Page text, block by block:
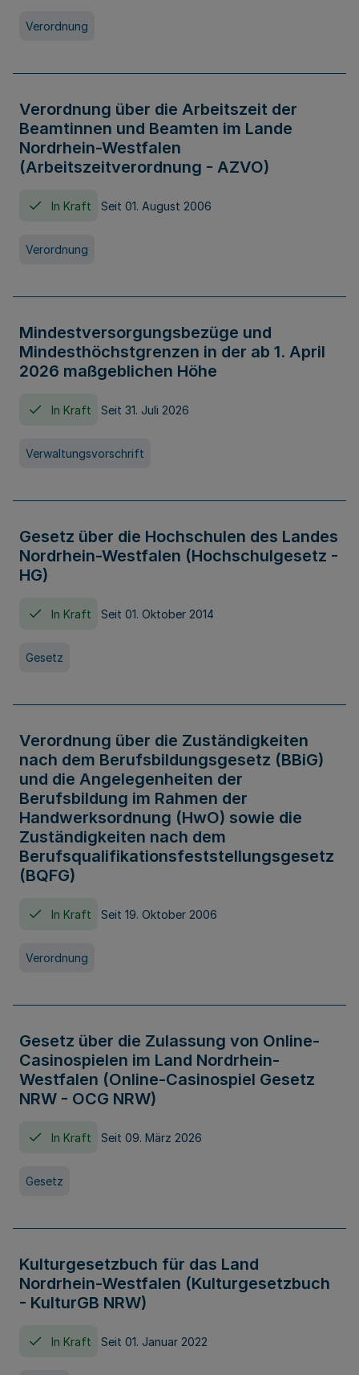
Verordnung
Verordnung über die Arbeitszeit der
Beamtinnen und Beamten im Lande
Nordrhein-Westfalen
(Arbeitszeitverordnung - AZVO)
In Kraft Seit 01. August 2006
Verordnung
Mindestversorgungsbezüge und
Mindesthöchstgrenzen in der ab 1. April
2026 maßgeblichen Höhe
In Kraft Seit 31. Juli 2026
Verwaltungsvorschrift
Gesetz über die Hochschulen des Landes
Nordrhein-Westfalen (Hochschulgesetz -
HG)
In Kraft Seit 01. Oktober 2014
Gesetz
Verordnung über die Zuständigkeiten
nach dem Berufsbildungsgesetz (BBiG)
und die Angelegenheiten der
Berufsbildung im Rahmen der
Handwerksordnung (HwO) sowie die
Zuständigkeiten nach dem
Berufsqualifikationsfeststellungsgesetz
(BQFG)
In Kraft Seit 19. Oktober 2006
Verordnung
Gesetz über die Zulassung von Online-
Casinospielen im Land Nordrhein-
Westfalen (Online-Casinospiel Gesetz
NRW - OCG NRW)
In Kraft Seit 09. März 2026
Gesetz
Kulturgesetzbuch für das Land
Nordrhein-Westfalen (Kulturgesetzbuch
- KulturGB NRW)
In Kraft Seit 01. Januar 2022